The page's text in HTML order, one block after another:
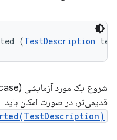
(TestDescription
قدیمی‌تر، در صورت امکان باید